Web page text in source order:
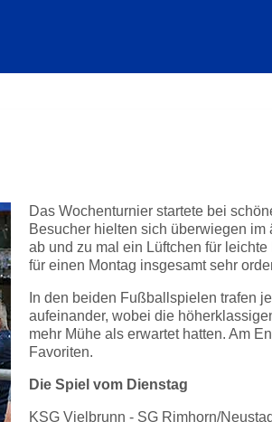
Das Wochenturnier startete bei
Besucher hielten sich überwiegen
ab und zu mal ein Lüftchen für
für einen Montag insgesamt sehr
In den beiden Fußballspielen trafen
aufeinander, wobei die
mehr Mühe als erwartet hatten. Am
Favoriten.
Die Spiel vom Dienstag
KSG Vielbrunn - SG Rimhorn/